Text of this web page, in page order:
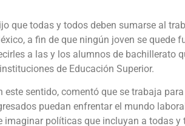
que todas y todos deben sumarse al
a fin de que ningún joven se quede
a las y los alumnos de bachillerato
de Educación Superior.
este sentido, comentó que se trabaja
puedan enfrentar el mundo
imaginar políticas que incluyan a todas